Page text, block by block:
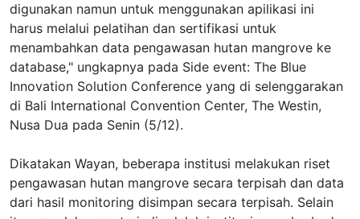
digunakan namun untuk menggunakan apilikasi ini
harus melalui pelatihan dan sertifikasi untuk
menambahkan data pengawasan hutan mangrove ke
database," ungkapnya pada Side event: The Blue
Innovation Solution Conference yang di selenggarakan
di Bali International Convention Center, The Westin,
Nusa Dua pada Senin (5/12).
Dikatakan Wayan, beberapa institusi melakukan riset
pengawasan hutan mangrove secara terpisah dan data
dari hasil monitoring disimpan secara terpisah. Selain